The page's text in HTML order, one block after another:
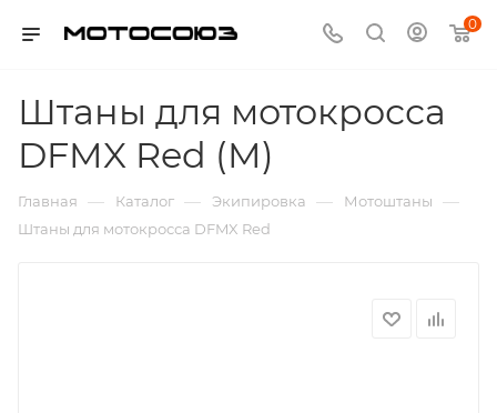
0
Штаны для мотокросса
DFMX Red (M)
Главная — Каталог — Экипировка — Мотоштаны —
Штаны для мотокросса DFMX Red